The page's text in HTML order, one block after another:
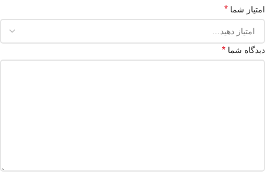
امتیاز شما *
دیدگاه شما *